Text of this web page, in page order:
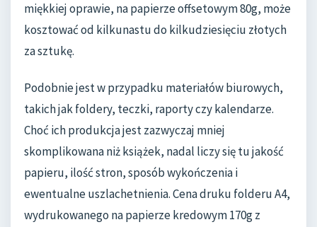
miękkiej oprawie, na papierze offsetowym 80g, może
kosztować od kilkunastu do kilkudziesięciu złotych
za sztukę.
Podobnie jest w przypadku materiałów biurowych,
takich jak foldery, teczki, raporty czy kalendarze.
Choć ich produkcja jest zazwyczaj mniej
skomplikowana niż książek, nadal liczy się tu jakość
papieru, ilość stron, sposób wykończenia i
ewentualne uszlachetnienia. Cena druku folderu A4,
wydrukowanego na papierze kredowym 170g z